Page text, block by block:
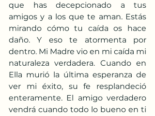
que has decepcionado a tus
amigos y a los que te aman. Estás
mirando cómo tu caída os hace
daño. Y eso te atormenta por
dentro. Mi Madre vio en mi caída mi
naturaleza verdadera. Cuando en
Ella murió la última esperanza de
ver mi éxito, su fe resplandeció
enteramente. El amigo verdadero
vendrá cuando todo lo bueno en ti